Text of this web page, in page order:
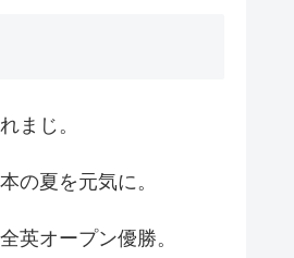
まじ。
の夏を元気に。
英オープン優勝。